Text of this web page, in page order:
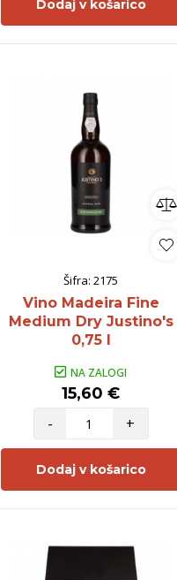
Dodaj v košarico
Šifra:2175
Vino Madeira Fine
Medium Dry Justino's
0,75 l
NA ZALOGI
15,60 €
-
+
Dodaj v košarico